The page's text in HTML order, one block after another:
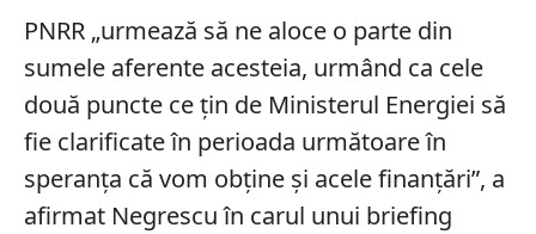
PNRR „urmează să ne aloce o parte din
sumele aferente acesteia, urmând ca cele
două puncte ce ţin de Ministerul Energiei să
fie clarificate în perioada următoare în
speranţa că vom obţine şi acele finanţări”, a
afirmat Negrescu în carul unui briefing